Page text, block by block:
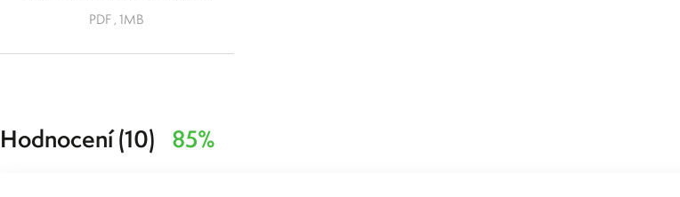
PDF , 1MB
Hodnocení (10) 85%